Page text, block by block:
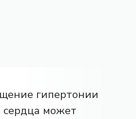
гипертонии
сердца может